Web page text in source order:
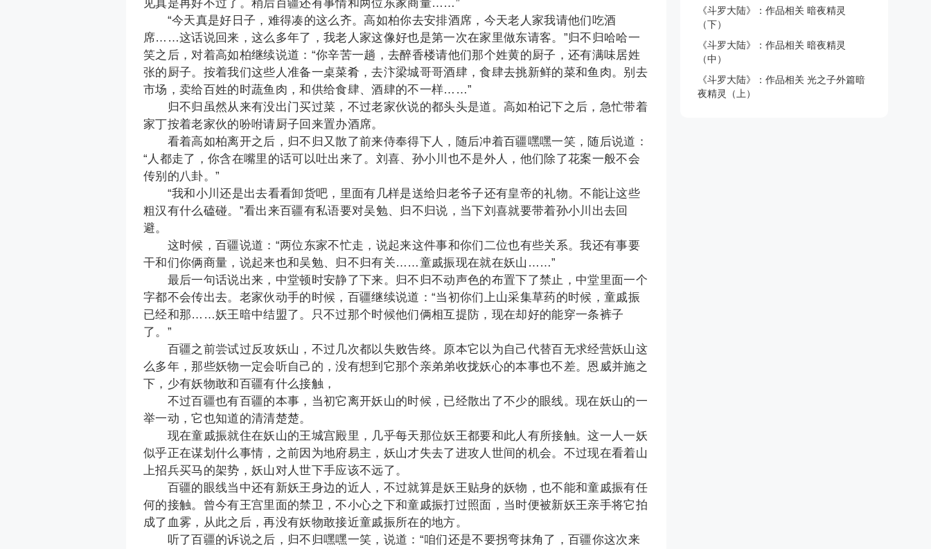
见真是再好不过了。稍后百疆还有事情和两位东家商量……”
“今天真是好日子，难得凑的这么齐。高如柏你去安排酒席，今天老人家我请他们吃酒
席……这话说回来，这么多年了，我老人家这像好也是第一次在家里做东请客。”归不归哈哈一
笑之后，对着高如柏继续说道：“你辛苦一趟，去醉香楼请他们那个姓黄的厨子，还有满味居姓
张的厨子。按着我们这些人准备一桌菜肴，去汴梁城哥哥酒肆，食肆去挑新鲜的菜和鱼肉。别去
市场，卖给百姓的时蔬鱼肉，和供给食肆、酒肆的不一样……”
归不归虽然从来有没出门买过菜，不过老家伙说的都头头是道。高如柏记下之后，急忙带着
家丁按着老家伙的吩咐请厨子回来置办酒席。
看着高如柏离开之后，归不归又散了前来侍奉得下人，随后冲着百疆嘿嘿一笑，随后说道：
“人都走了，你含在嘴里的话可以吐出来了。刘喜、孙小川也不是外人，他们除了花案一般不会
传别的八卦。”
“我和小川还是出去看看卸货吧，里面有几样是送给归老爷子还有皇帝的礼物。不能让这些
粗汉有什么磕碰。”看出来百疆有私语要对吴勉、归不归说，当下刘喜就要带着孙小川出去回
避。
这时候，百疆说道：“两位东家不忙走，说起来这件事和你们二位也有些关系。我还有事要
干和们你俩商量，说起来也和吴勉、归不归有关……童戚振现在就在妖山……”
最后一句话说出来，中堂顿时安静了下来。归不归不动声色的布置下了禁止，中堂里面一个
字都不会传出去。老家伙动手的时候，百疆继续说道：“当初你们上山采集草药的时候，童戚振
已经和那……妖王暗中结盟了。只不过那个时候他们俩相互提防，现在却好的能穿一条裤子
了。”
百疆之前尝试过反攻妖山，不过几次都以失败告终。原本它以为自己代替百无求经营妖山这
么多年，那些妖物一定会听自己的，没有想到它那个亲弟弟收拢妖心的本事也不差。恩威并施之
下，少有妖物敢和百疆有什么接触，
不过百疆也有百疆的本事，当初它离开妖山的时候，已经散出了不少的眼线。现在妖山的一
举一动，它也知道的清清楚楚。
现在童戚振就住在妖山的王城宫殿里，几乎每天那位妖王都要和此人有所接触。这一人一妖
似乎正在谋划什么事情，之前因为地府易主，妖山才失去了进攻人世间的机会。不过现在看着山
上招兵买马的架势，妖山对人世下手应该不远了。
百疆的眼线当中还有新妖王身边的近人，不过就算是妖王贴身的妖物，也不能和童戚振有任
何的接触。曾今有王宫里面的禁卫，不小心之下和童戚振打过照面，当时便被新妖王亲手将它拍
成了血雾，从此之后，再没有妖物敢接近童戚振所在的地方。
听了百疆的诉说之后，归不归嘿嘿一笑，说道：“咱们还是不要拐弯抹角了，百疆你这次来
《斗罗大陆》：作品相关 暗夜精灵
（下）
《斗罗大陆》：作品相关 暗夜精灵
（中）
《斗罗大陆》：作品相关 光之子外篇暗
夜精灵（上）